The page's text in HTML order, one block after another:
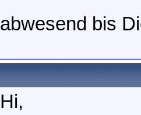
abwesend bis
Hi,